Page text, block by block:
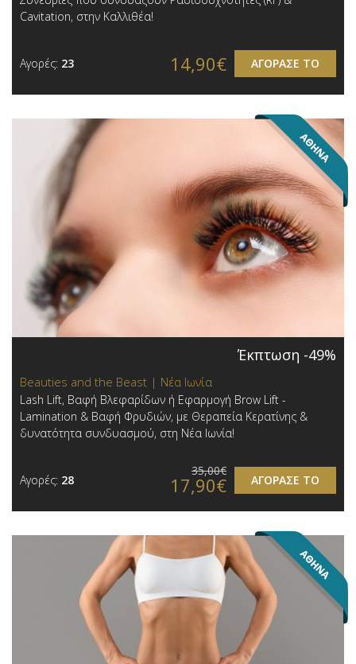
Cavitation, στην Καλλιθέα!
Αγορές: 23 ΑΓΟΡΑΣΕ ΤΟ
14,90€
Έκπτωση -49%
Beauties and the Beast | Νέα Ιωνία
Lash Lift, Βαφή Βλεφαρίδων ή Εφαρμογή Brow Lift -
Lamination & Βαφή Φρυδιών, με Θεραπεία Κερατίνης &
δυνατότητα συνδυασμού, στη Νέα Ιωνία!
Αγορές: 28 ΑΓΟΡΑΣΕ ΤΟ
35,00€
17,90€